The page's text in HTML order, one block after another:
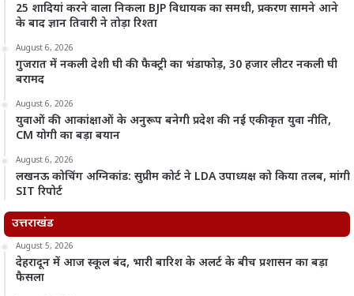
25 शादियां करने वाला निकला BJP विधायक का समधी, प्रकरण सामने आने
के बाद ज्ञान तिवारी ने तोड़ा रिश्ता
August 6, 2026
गुजरात में नकली देशी घी की फैक्ट्री का भंडाफोड़, 30 हजार लीटर नकली घी
बरामद
August 6, 2026
युवाओं की आकांक्षाओं के अनुरूप बनेगी प्रदेश की नई एकीकृत युवा नीति,
CM योगी का बड़ा बयान
August 6, 2026
लखनऊ कोचिंग अग्निकांड: सुप्रीम कोर्ट ने LDA उपाध्यक्ष को किया तलब, मांगी
SIT रिपोर्ट
उत्तराखंड
August 5, 2026
देहरादून में आज स्कूल बंद, भारी बारिश के अलर्ट के बीच प्रशासन का बड़ा
फैसला